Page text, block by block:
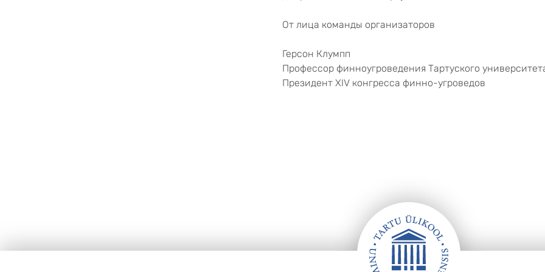
От лица команды организаторов
Герсон Клумпп
Профессор финноугроведения Тартуского
Президент XIV конгресса финно-угроведов